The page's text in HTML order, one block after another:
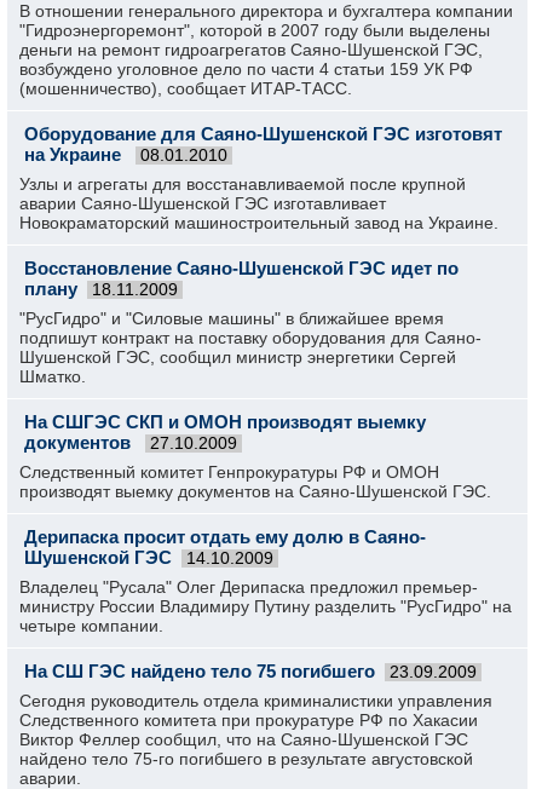
В отношении генерального директора и бухгалтера компании
"Гидроэнергоремонт", которой в 2007 году были выделены
деньги на ремонт гидроагрегатов Саяно-Шушенской ГЭС,
возбуждено уголовное дело по части 4 статьи 159 УК РФ
(мошенничество), сообщает ИТАР-ТАСС.
Оборудование для Саяно-Шушенской ГЭС изготовят
на Украине
08.01.2010
Узлы и агрегаты для восстанавливаемой после крупной
аварии Саяно-Шушенской ГЭС изготавливает
Новокраматорский машиностроительный завод на Украине.
Восстановление Саяно-Шушенской ГЭС идет по
плану
18.11.2009
"РусГидро" и "Силовые машины" в ближайшее время
подпишут контракт на поставку оборудования для Саяно-
Шушенской ГЭС, сообщил министр энергетики Сергей
Шматко.
На СШГЭС СКП и ОМОН производят выемку
документов
27.10.2009
Следственный комитет Генпрокуратуры РФ и ОМОН
производят выемку документов на Саяно-Шушенской ГЭС.
Дерипаска просит отдать ему долю в Саяно-
Шушенской ГЭС
14.10.2009
Владелец "Русала" Олег Дерипаска предложил премьер-
министру России Владимиру Путину разделить "РусГидро" на
четыре компании.
На СШ ГЭС найдено тело 75 погибшего 23.09.2009
Сегодня руководитель отдела криминалистики управления
Следственного комитета при прокуратуре РФ по Хакасии
Виктор Феллер сообщил, что на Саяно-Шушенской ГЭС
найдено тело 75-го погибшего в результате августовской
аварии.